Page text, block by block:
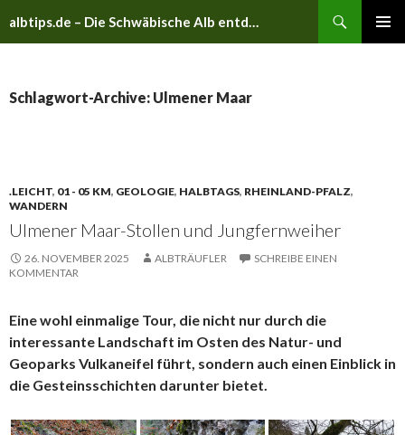
albtips.de – Die Schwäbische Alb entdecken
Schlagwort-Archive: Ulmener Maar
.LEICHT, 01 - 05 KM, GEOLOGIE, HALBTAGS, RHEINLAND-PFALZ,
WANDERN
Ulmener Maar-Stollen und Jungfernweiher
26. NOVEMBER 2025 ALBTRÄUFLER
SCHREIBE EINEN
KOMMENTAR
Eine wohl einmalige Tour, die nicht nur durch die
interessante Landschaft im Osten des Natur- und
Geoparks Vulkaneifel führt, sondern auch einen Einblick in
die Gesteinsschichten darunter bietet.